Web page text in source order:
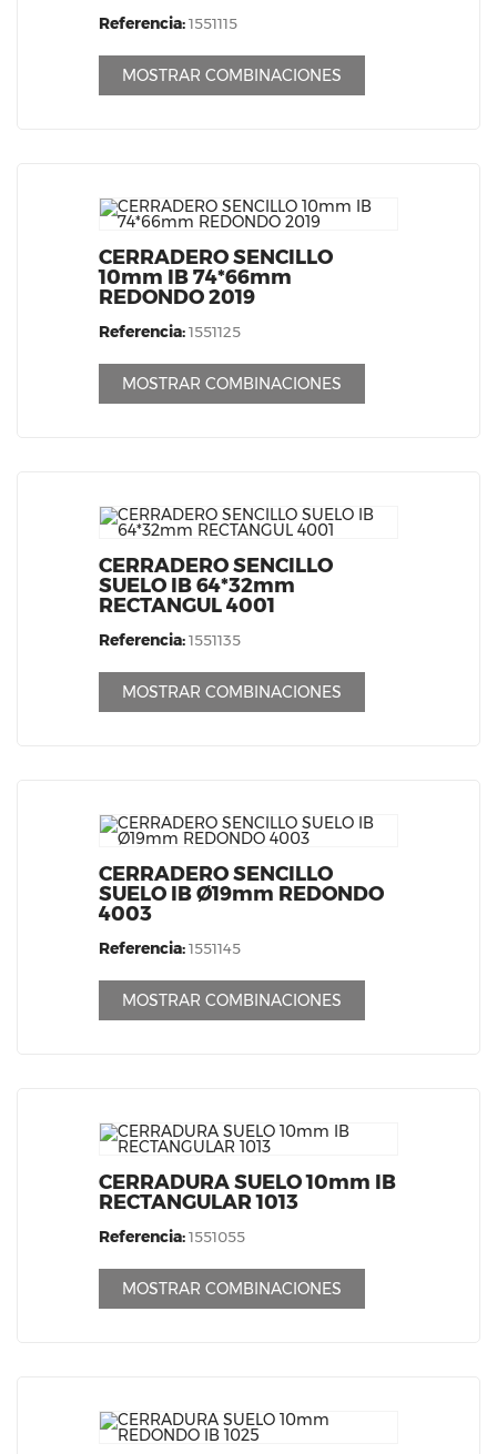
Referencia:1551115
MOSTRAR COMBINACIONES
CERRADERO SENCILLO
10mm IB 74*66mm
REDONDO 2019
Referencia:1551125
MOSTRAR COMBINACIONES
CERRADERO SENCILLO
SUELO IB 64*32mm
RECTANGUL 4001
Referencia:1551135
MOSTRAR COMBINACIONES
CERRADERO SENCILLO
SUELO IB Ø19mm REDONDO
4003
Referencia:1551145
MOSTRAR COMBINACIONES
CERRADURA SUELO 10mm IB
RECTANGULAR 1013
Referencia:1551055
MOSTRAR COMBINACIONES